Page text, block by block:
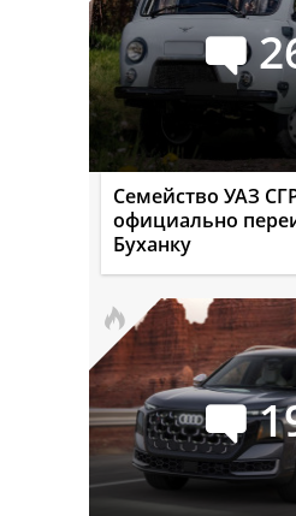
Семейство УАЗ
официально
Буханку